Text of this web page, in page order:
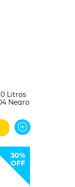
Litros
Negro
30%
OFF